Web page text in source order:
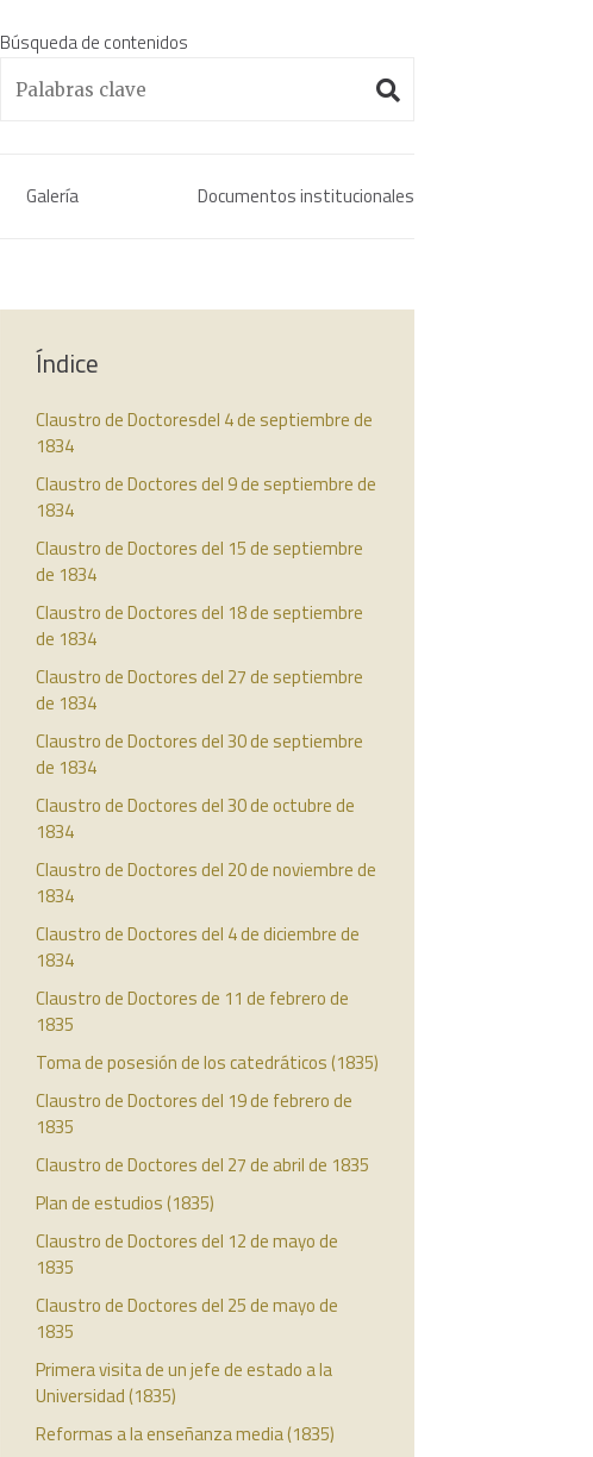
Búsqueda de contenidos
Galería Documentos institucionales
Índice
Claustro de Doctoresdel 4 de septiembre de
1834
Claustro de Doctores del 9 de septiembre de
1834
Claustro de Doctores del 15 de septiembre
de 1834
Claustro de Doctores del 18 de septiembre
de 1834
Claustro de Doctores del 27 de septiembre
de 1834
Claustro de Doctores del 30 de septiembre
de 1834
Claustro de Doctores del 30 de octubre de
1834
Claustro de Doctores del 20 de noviembre de
1834
Claustro de Doctores del 4 de diciembre de
1834
Claustro de Doctores de 11 de febrero de
1835
Toma de posesión de los catedráticos (1835)
Claustro de Doctores del 19 de febrero de
1835
Claustro de Doctores del 27 de abril de 1835
Plan de estudios (1835)
Claustro de Doctores del 12 de mayo de
1835
Claustro de Doctores del 25 de mayo de
1835
Primera visita de un jefe de estado a la
Universidad (1835)
Reformas a la enseñanza media (1835)